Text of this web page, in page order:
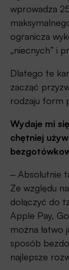
wprowadza
ogranicza
„niecnych” i
Dlatego te
zacząć
rodzaju form
Wydaje mi
chętniej
‒ Absolutnie
Ze względu
dołączyć do
Apple Pay,
można łatwo
sposób
najlepsze